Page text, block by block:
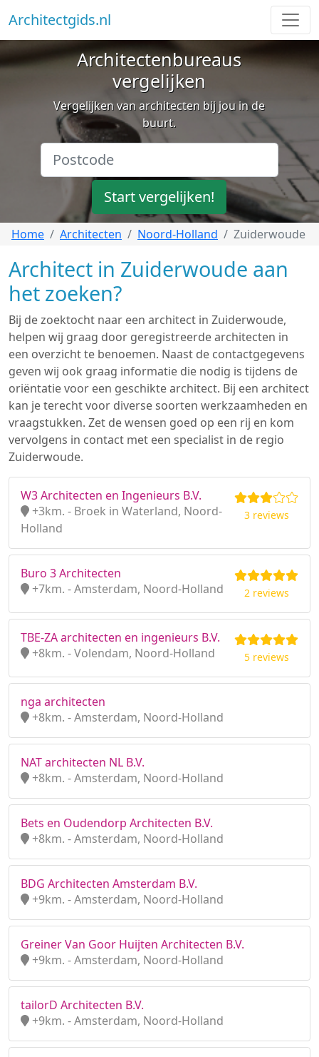
Architectgids.nl
Architectenbureaus
vergelijken
Vergelijken van architecten bij jou in de
buurt.
Start vergelijken!
Home Architecten Noord-Holland Zuiderwoude
Architect in Zuiderwoude aan
het zoeken?
Bij de zoektocht naar een architect in Zuiderwoude,
helpen wij graag door geregistreerde architecten in
een overzicht te benoemen. Naast de contactgegevens
geven wij ook graag informatie die nodig is tijdens de
oriëntatie voor een geschikte architect. Bij een architect
kan je terecht voor diverse soorten werkzaamheden en
vraagstukken. Zet de wensen goed op een rij en kom
vervolgens in contact met een specialist in de regio
Zuiderwoude.
W3 Architecten en Ingenieurs B.V.
+3km. - Broek in Waterland, Noord-
Holland
3 reviews
Buro 3 Architecten
+7km. - Amsterdam, Noord-Holland
2 reviews
TBE-ZA architecten en ingenieurs B.V.
+8km. - Volendam, Noord-Holland
5 reviews
nga architecten
+8km. - Amsterdam, Noord-Holland
NAT architecten NL B.V.
+8km. - Amsterdam, Noord-Holland
Bets en Oudendorp Architecten B.V.
+8km. - Amsterdam, Noord-Holland
BDG Architecten Amsterdam B.V.
+9km. - Amsterdam, Noord-Holland
Greiner Van Goor Huijten Architecten B.V.
+9km. - Amsterdam, Noord-Holland
tailorD Architecten B.V.
+9km. - Amsterdam, Noord-Holland